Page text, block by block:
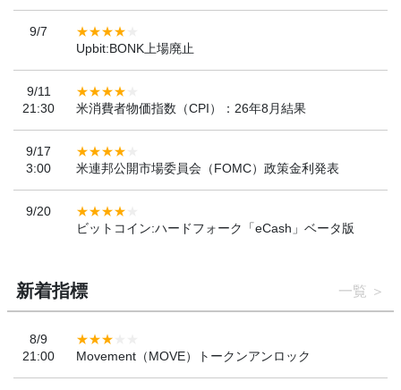
9/7
Upbit:BONK上場廃止
9/11
21:30
米消費者物価指数（CPI）：26年8月結果
9/17
3:00
米連邦公開市場委員会（FOMC）政策金利発表
9/20
ビットコイン:ハードフォーク「eCash」ベータ版
新着指標 一覧
8/9
21:00
Movement（MOVE）トークンアンロック